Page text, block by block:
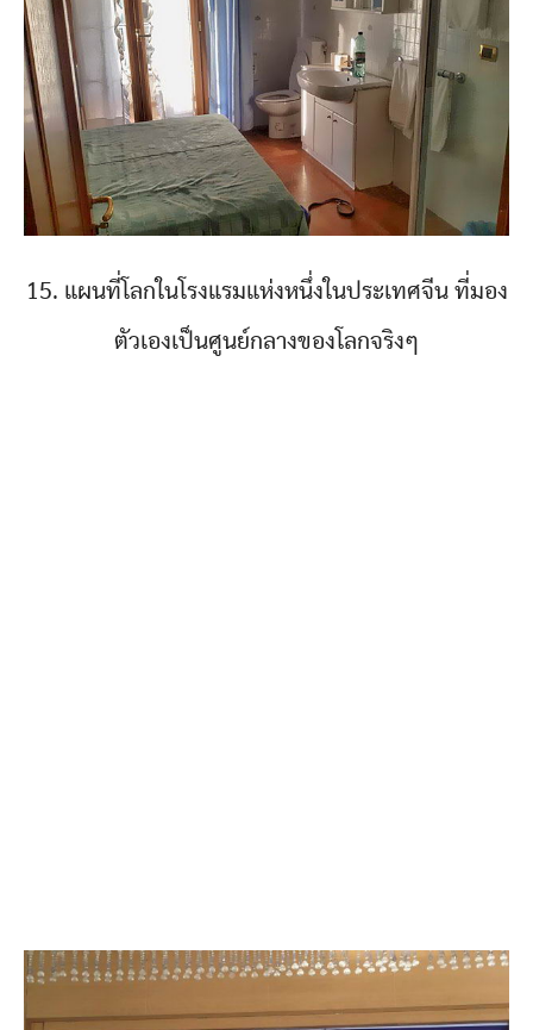
15. แผนที่โลกในโรงแรมแห่งหนึ่งในประเทศจีน ที่มอง
ตัวเองเป็นศูนย์กลางของโลกจริงๆ